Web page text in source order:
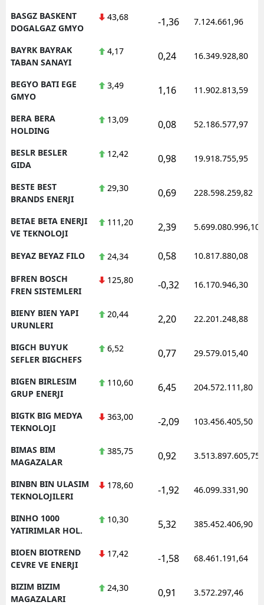
BASGZ BASKENT
DOGALGAZ GMYO
43,68 -1,36 7.124.661,96
BAYRK BAYRAK
TABAN SANAYI
4,17 0,24 16.349.928,80
BEGYO BATI EGE
GMYO
3,49 1,16 11.902.813,59
BERA BERA
HOLDING
13,09 0,08 52.186.577,97
BESLR BESLER
GIDA
12,42 0,98 19.918.755,95
BESTE BEST
BRANDS ENERJI
29,30 0,69 228.598.259,82
BETAE BETA ENERJI
VE TEKNOLOJI
111,20 2,39 5.699.080.996,10
BEYAZ BEYAZ FILO 24,34 0,58 10.817.880,08
BFREN BOSCH
FREN SISTEMLERI
125,80 -0,32 16.170.946,30
BIENY BIEN YAPI
URUNLERI
20,44 2,20 22.201.248,88
BIGCH BUYUK
SEFLER BIGCHEFS
6,52 0,77 29.579.015,40
BIGEN BIRLESIM
GRUP ENERJI
110,60 6,45 204.572.111,80
BIGTK BIG MEDYA
TEKNOLOJI
363,00 -2,09 103.456.405,50
BIMAS BIM
MAGAZALAR
385,75 0,92 3.513.897.605,75
BINBN BIN ULASIM
TEKNOLOJILERI
178,60 -1,92 46.099.331,90
BINHO 1000
YATIRIMLAR HOL.
10,30 5,32 385.452.406,90
BIOEN BIOTREND
CEVRE VE ENERJI
17,42 -1,58 68.461.191,64
BIZIM BIZIM
MAGAZALARI
24,30 0,91 3.572.297,46